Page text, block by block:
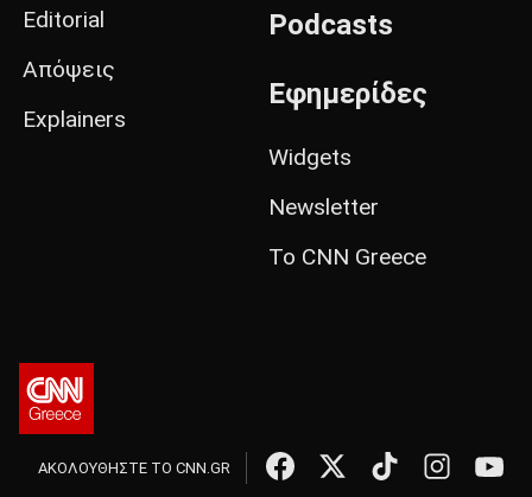
Editorial
Απόψεις
Explainers
Podcasts
Εφημερίδες
Widgets
Newsletter
Το CNN Greece
ΑΚΟΛΟΥΘΗΣΤΕ ΤΟ CNN.GR